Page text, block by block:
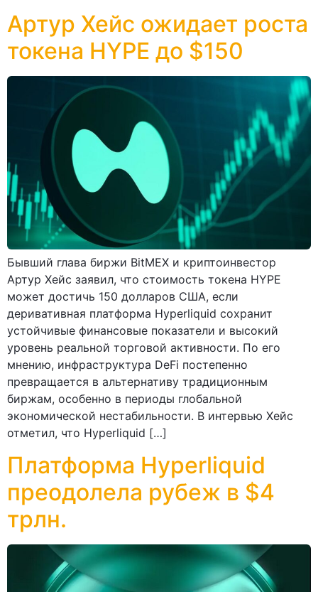
Артур Хейс ожидает роста
токена HYPE до $150
Бывший глава биржи BitMEX и криптоинвестор
Артур Хейс заявил, что стоимость токена HYPE
может достичь 150 долларов США, если
деривативная платформа Hyperliquid сохранит
устойчивые финансовые показатели и высокий
уровень реальной торговой активности. По его
мнению, инфраструктура DeFi постепенно
превращается в альтернативу традиционным
биржам, особенно в периоды глобальной
экономической нестабильности. В интервью Хейс
отметил, что Hyperliquid […]
Платформа Hyperliquid
преодолела рубеж в $4
трлн.